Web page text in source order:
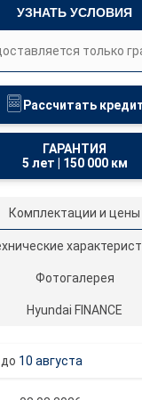
УЗНАТЬ УСЛОВИЯ
только
Рассчитать
ГАРАНТИЯ
5 лет
150 000 км
Комплектации и цены
Фотогалерея
Hyundai FINANCE
10 августа